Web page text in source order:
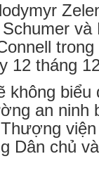
và
12 tháng
không
an
Dân chủ